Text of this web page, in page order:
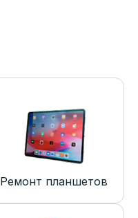
Ремонт планшетов